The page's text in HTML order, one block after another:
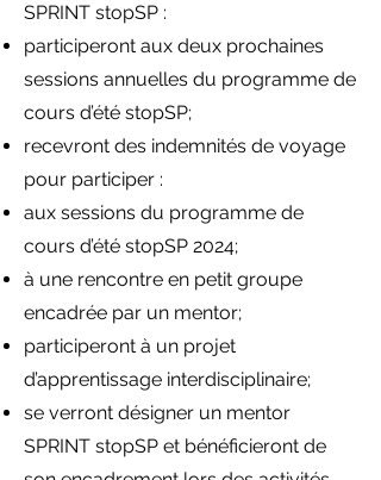
SPRINT stopSP :
participeront aux deux prochaines
sessions annuelles du programme de
cours d’été stopSP;
recevront des indemnités de voyage
pour participer :
aux sessions du programme de
cours d’été stopSP 2024;
à une rencontre en petit groupe
encadrée par un mentor;
participeront à un projet
d’apprentissage interdisciplinaire;
se verront désigner un mentor
SPRINT stopSP et bénéficieront de